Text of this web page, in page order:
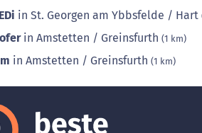
in St. Georgen am Ybbsfelde / Hart
in Amstetten / Greinsfurth (1 km)
in Amstetten / Greinsfurth (1 km)